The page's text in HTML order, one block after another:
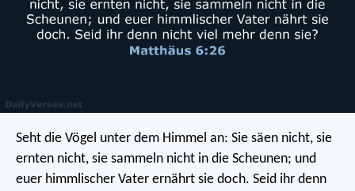
Seht die Vögel unter dem Himmel an: Sie säen nicht, sie
ernten nicht, sie sammeln nicht in die Scheunen; und
euer himmlischer Vater ernährt sie doch. Seid ihr denn